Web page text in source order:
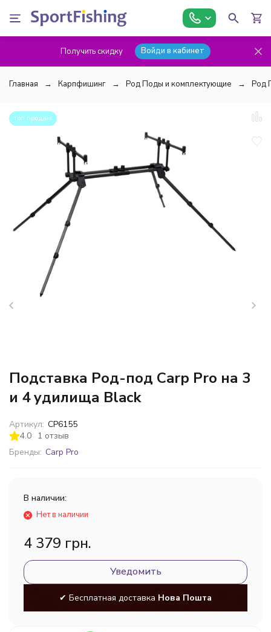
Получить скидку Войди в кабинет
Главная Карпфишинг Род Поды и комплектующие Род
топ продаж
Подставка Род-под Carp Pro на 3
и 4 удилища Black
4.0 1 отзыв
Бренды: Carp Pro
Артикул: CP6155
В наличии:
Нет в наличии
4 379 грн.
Уведомить
✔ Бесплатная доставка Нова Пошта